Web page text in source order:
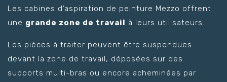
Les cabines d’aspiration de peinture Mezzo offrent
une grande zone de travail à leurs utilisateurs.
Les pièces à traiter peuvent être suspendues
devant la zone de travail, déposées sur des
supports multi-bras ou encore acheminées par